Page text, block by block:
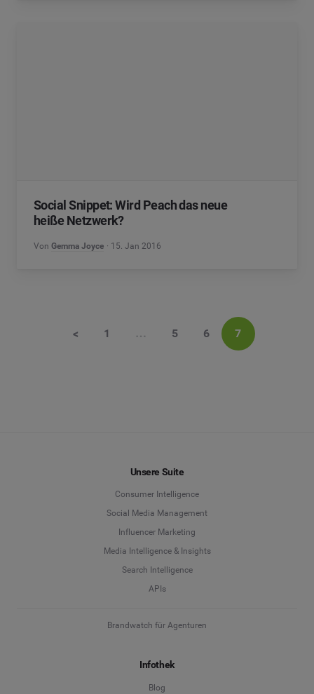
Social Snippet: Wird Peach das neue
heiße Netzwerk?
Von Gemma Joyce 15. Jan 2016
< 1 … 5 6 7
Unsere Suite
Consumer Intelligence
Social Media Management
Influencer Marketing
Media Intelligence & Insights
Search Intelligence
APIs
Brandwatch für Agenturen
Infothek
Blog